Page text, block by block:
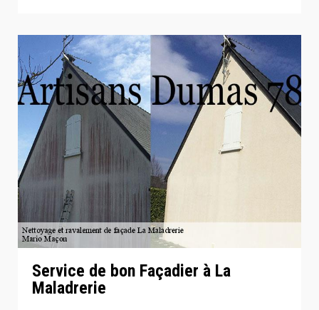
Service de bon Façadier à La
Maladrerie